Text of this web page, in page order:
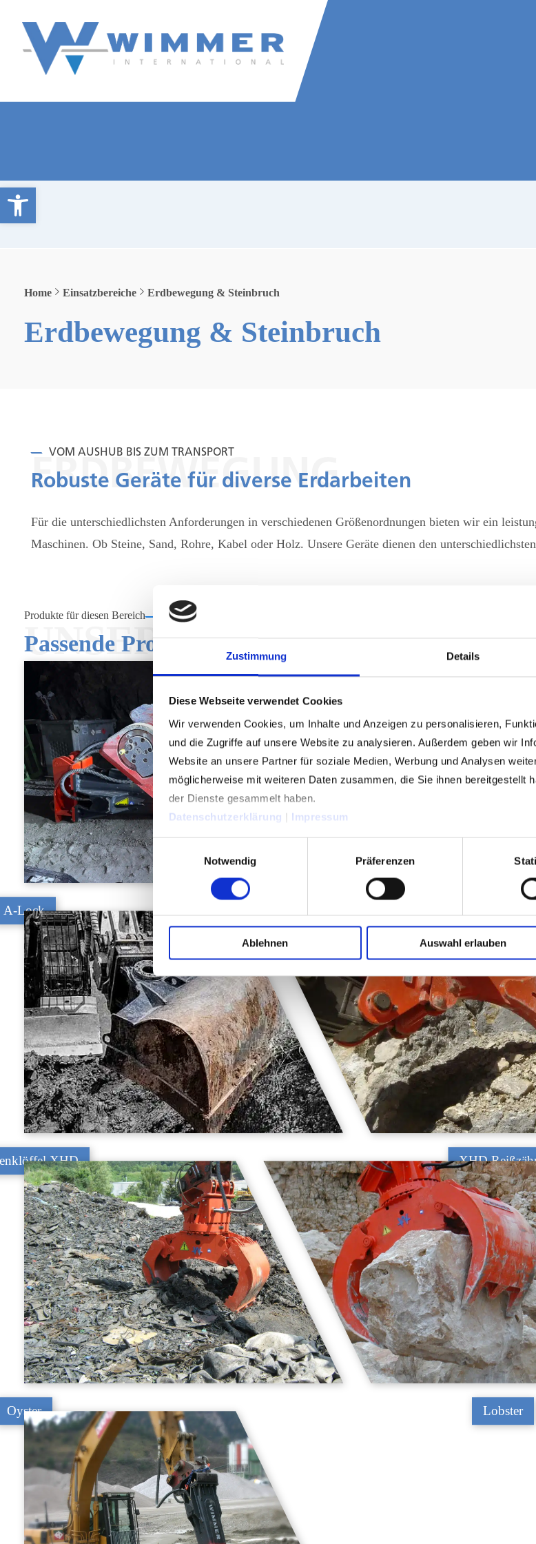
Open toolbar
Zustimmung Details
Diese Webseite verwendet Cookies
Wir verwenden Cookies, um Inhalte und Anzeigen zu personalisieren,
und die Zugriffe auf unsere Website zu analysieren. Außerdem geben wir
Website an unsere Partner für soziale Medien, Werbung und Analysen
möglicherweise mit weiteren Daten zusammen, die Sie ihnen bereitgestellt
der Dienste gesammelt haben.
Datenschutzerklärung
Impressum
Einwilligungsauswahl
Notwendig
Präferenzen
Ablehnen Auswahl erlauben
Home Einsatzbereiche Erdbewegung & Steinbruch
Erdbewegung & Steinbruch
ERDBEWEGUNG
VOM AUSHUB BIS ZUM TRANSPORT
Robuste Geräte für diverse Erdarbeiten
Für die unterschiedlichsten Anforderungen in verschiedenen Größenordnungen bieten wir ein
Maschinen. Ob Steine, Sand, Rohre, Kabel oder Holz. Unsere Geräte dienen den
UNSERE LÖSUNGEN
Produkte für diesen Bereich
Passende Produkte
A-Lock
XHD XHD
Oyster Lobster